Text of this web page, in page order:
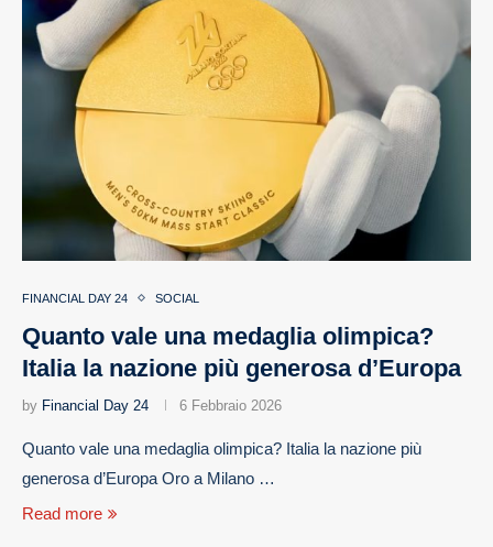
FINANCIAL DAY 24 SOCIAL
Quanto vale una medaglia olimpica?
Italia la nazione più generosa d’Europa
by Financial Day 24 6 Febbraio 2026
Quanto vale una medaglia olimpica? Italia la nazione più
generosa d’Europa Oro a Milano …
Read more